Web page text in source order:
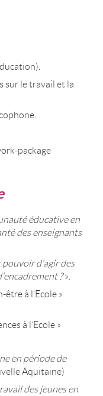
sur le travail et la
package
éducative en
des enseignants
d’agir des
?».
à l’Ecole »
à l’Ecole »
en période de
Aquitaine)
des jeunes en